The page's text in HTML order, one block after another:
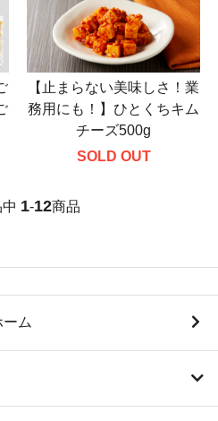
【止まらない美味しさ！業
務用にも！】ひとくちキム
チーズ500g
SOLD OUT
1-12商品
ム